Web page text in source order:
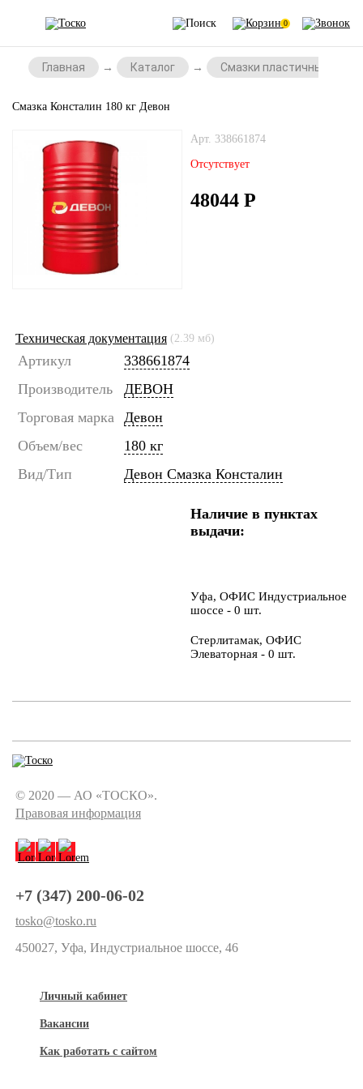
0
Главная Каталог Смазки пластичные
Смазка Консталин 180 кг Девон
Арт. 338661874
Отсутствует
48044 Р
Техническая документация (2.39 мб)
Артикул
338661874
Производитель
ДЕВОН
Торговая марка Девон
Объем/вес
180 кг
Вид/Тип
Девон Смазка Консталин
Наличие в пунктах
выдачи:
Уфа, ОФИС Индустриальное
шоссе - 0 шт.
Стерлитамак, ОФИС
Элеваторная - 0 шт.
© 2020 — АО «ТОСКО».
Правовая информация
+7 (347) 200-06-02
tosko@tosko.ru
450027, Уфа, Индустриальное шоссе, 46
Личный кабинет
Вакансии
Как работать с сайтом